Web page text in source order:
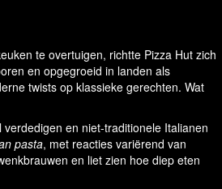
te overtuigen, richtte Pizza Hut zich
en opgegroeid in landen als
twists op klassieke gerechten. Wat
en niet-traditionele Italianen
pasta, met reacties variërend van
en liet zien hoe diep eten